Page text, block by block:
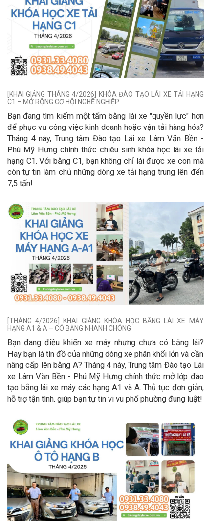
[KHAI GIẢNG THÁNG 4/2026] KHÓA ĐÀO TẠO LÁI XE TẢI HẠNG
C1 – MỞ RỘNG CƠ HỘI NGHỀ NGHIỆP
Bạn đang tìm kiếm một tấm bằng lái xe "quyền lực" hơn
để phục vụ công việc kinh doanh hoặc vận tải hàng hóa?
Tháng 4 này, Trung tâm Đào tạo Lái xe Lâm Văn Bền -
Phú Mỹ Hưng chính thức chiêu sinh khóa học lái xe tải
hạng C1. Với bằng C1, bạn không chỉ lái được xe con mà
còn tự tin làm chủ những dòng xe tải hạng trung lên đến
7,5 tấn!
[THÁNG 4/2026] KHAI GIẢNG KHÓA HỌC BẰNG LÁI XE MÁY
HẠNG A1 & A – CÓ BẰNG NHANH CHÓNG
Bạn đang điều khiển xe máy nhưng chưa có bằng lái?
Hay bạn là tín đồ của những dòng xe phân khối lớn và cần
nâng cấp lên bằng A? Tháng 4 này, Trung tâm Đào tạo Lái
xe Lâm Văn Bền - Phú Mỹ Hưng chính thức mở lớp đào
tạo bằng lái xe máy các hạng A1 và A. Thủ tục đơn giản,
hỗ trợ tận tình, giúp bạn tự tin vi vu phố phường đúng luật!